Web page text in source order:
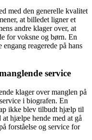
med den generelle kvalitet
at billedet ligner et
andre klager over, at
for voksne og børn. En
reagerede på hans
service
klager over manglen på
i biografen. En
ikke blev tilbudt hjælp til
hjælpe hende med at gå
forståelse og service for